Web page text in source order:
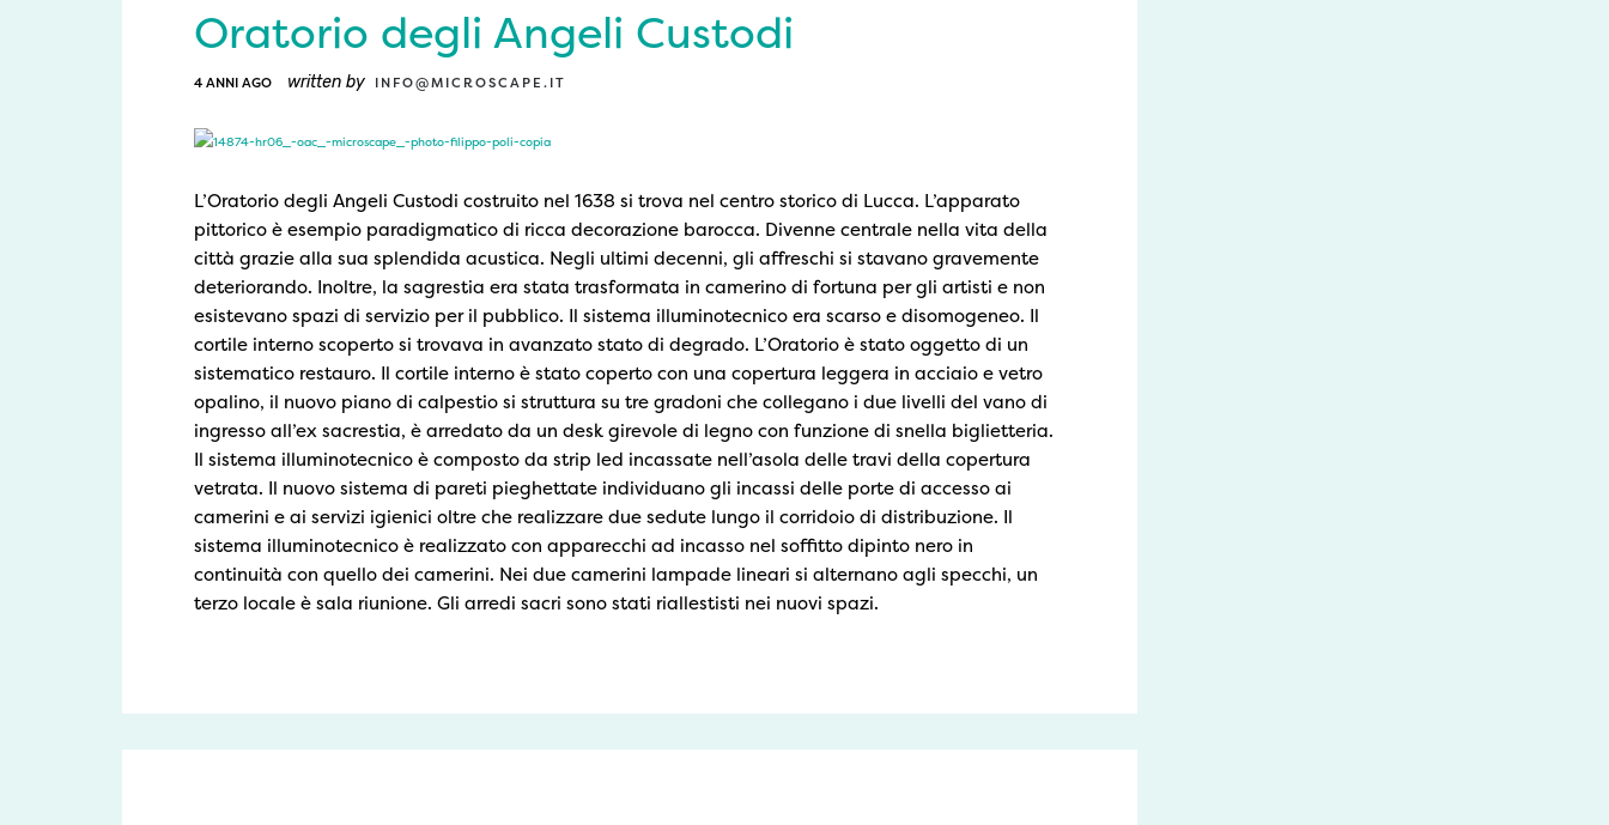
Oratorio degli Angeli Custodi
4 ANNI AGO written by INFO@MICROSCAPE.IT
L’Oratorio degli Angeli Custodi costruito nel 1638 si trova nel centro storico di Lucca. L’apparato
pittorico è esempio paradigmatico di ricca decorazione barocca. Divenne centrale nella vita della
città grazie alla sua splendida acustica. Negli ultimi decenni, gli affreschi si stavano gravemente
deteriorando. Inoltre, la sagrestia era stata trasformata in camerino di fortuna per gli artisti e non
esistevano spazi di servizio per il pubblico. Il sistema illuminotecnico era scarso e disomogeneo. Il
cortile interno scoperto si trovava in avanzato stato di degrado. L’Oratorio è stato oggetto di un
sistematico restauro. Il cortile interno è stato coperto con una copertura leggera in acciaio e vetro
opalino, il nuovo piano di calpestio si struttura su tre gradoni che collegano i due livelli del vano di
ingresso all’ex sacrestia, è arredato da un desk girevole di legno con funzione di snella biglietteria.
Il sistema illuminotecnico è composto da strip led incassate nell’asola delle travi della copertura
vetrata. Il nuovo sistema di pareti pieghettate individuano gli incassi delle porte di accesso ai
camerini e ai servizi igienici oltre che realizzare due sedute lungo il corridoio di distribuzione. Il
sistema illuminotecnico è realizzato con apparecchi ad incasso nel soffitto dipinto nero in
continuità con quello dei camerini. Nei due camerini lampade lineari si alternano agli specchi, un
terzo locale è sala riunione. Gli arredi sacri sono stati riallestisti nei nuovi spazi.